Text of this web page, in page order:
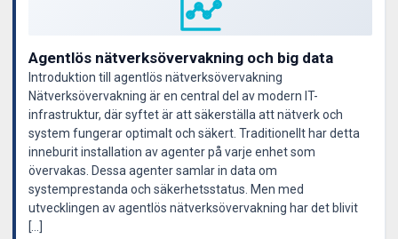
Agentlös nätverksövervakning och big data
Introduktion till agentlös nätverksövervakning
Nätverksövervakning är en central del av modern IT-
infrastruktur, där syftet är att säkerställa att nätverk och
system fungerar optimalt och säkert. Traditionellt har detta
inneburit installation av agenter på varje enhet som
övervakas. Dessa agenter samlar in data om
systemprestanda och säkerhetsstatus. Men med
utvecklingen av agentlös nätverksövervakning har det blivit
[…]